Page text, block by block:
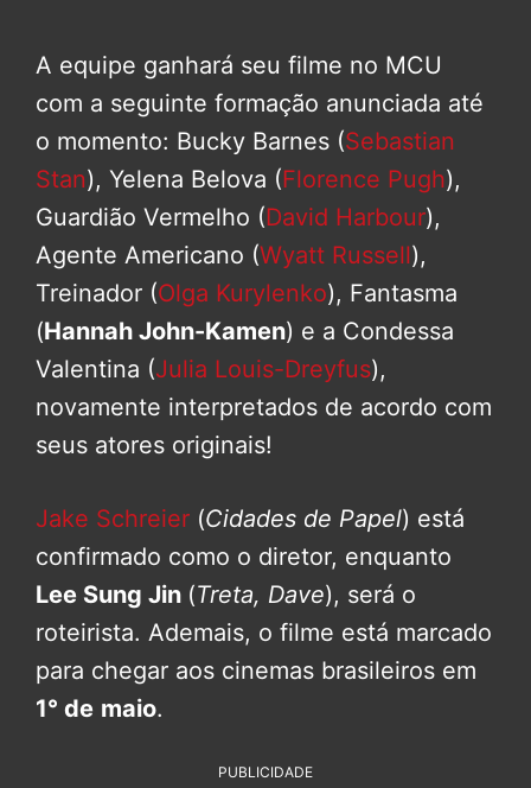
A equipe ganhará seu filme no MCU
com a seguinte formação anunciada até
o momento: Bucky Barnes (Sebastian
Stan), Yelena Belova (Florence Pugh),
Guardião Vermelho (David Harbour),
Agente Americano (Wyatt Russell),
Treinador (Olga Kurylenko), Fantasma
(Hannah John-Kamen) e a Condessa
Valentina (Julia Louis-Dreyfus),
novamente interpretados de acordo com
seus atores originais!
Jake Schreier (Cidades de Papel) está
confirmado como o diretor, enquanto
Lee Sung Jin (Treta, Dave), será o
roteirista. Ademais, o filme está marcado
para chegar aos cinemas brasileiros em
1° de maio.
PUBLICIDADE